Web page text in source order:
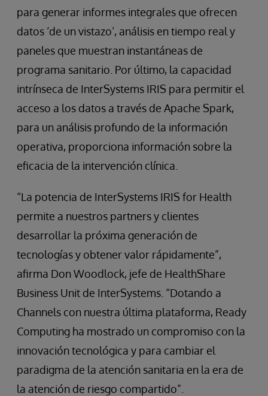
para generar informes integrales que ofrecen
datos ‘de un vistazo’, análisis en tiempo real y
paneles que muestran instantáneas de
programa sanitario. Por último, la capacidad
intrínseca de InterSystems IRIS para permitir el
acceso a los datos a través de Apache Spark,
para un análisis profundo de la información
operativa, proporciona información sobre la
eficacia de la intervención clínica.
“La potencia de InterSystems IRIS for Health
permite a nuestros partners y clientes
desarrollar la próxima generación de
tecnologías y obtener valor rápidamente”,
afirma Don Woodlock, jefe de HealthShare
Business Unit de InterSystems. “Dotando a
Channels con nuestra última plataforma, Ready
Computing ha mostrado un compromiso con la
innovación tecnológica y para cambiar el
paradigma de la atención sanitaria en la era de
la atención de riesgo compartido”.